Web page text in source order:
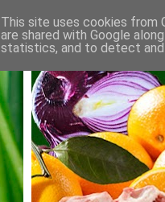
This site uses cookies from
are shared with Google
statistics, and to detect and